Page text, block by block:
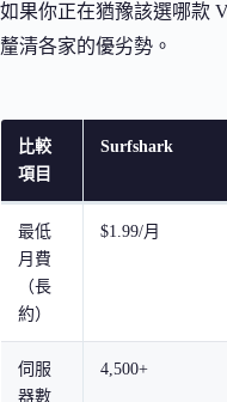
如果你正在猶豫該選哪款
釐清各家的優劣勢。
比較
項目
Surfshark
最低
月費
（長
約）
$1.99/月
伺服
器數
4,500+